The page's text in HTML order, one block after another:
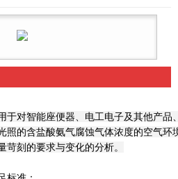
于对智能座便器、电工电子及其他产
照的含盐酸氨气腐蚀气体浓度的空气
苛刻的要求与变化的分析。